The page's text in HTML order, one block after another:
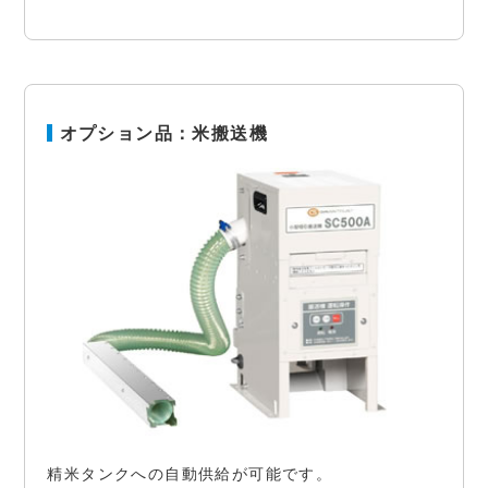
オプション品：米搬送機
精米タンクへの自動供給が可能です。